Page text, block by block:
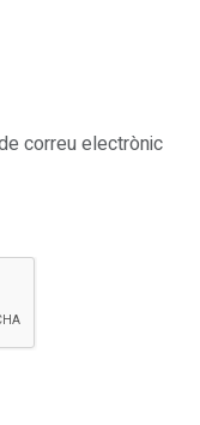
correu electrònic